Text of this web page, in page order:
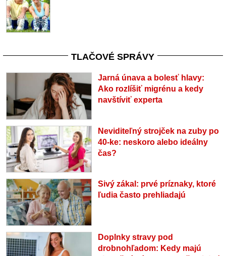
TLAČOVÉ SPRÁVY
Jarná únava a bolesť hlavy:
Ako rozlíšiť migrénu a kedy
navštíviť experta
Neviditeľný strojček na zuby po
40-ke: neskoro alebo ideálny
čas?
Sivý zákal: prvé príznaky, ktoré
ľudia často prehliadajú
Doplnky stravy pod
drobnohľadom: Kedy majú